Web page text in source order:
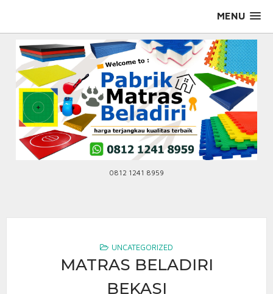
MENU
0812 1241 8959
UNCATEGORIZED
MATRAS BELADIRI
BEKASI